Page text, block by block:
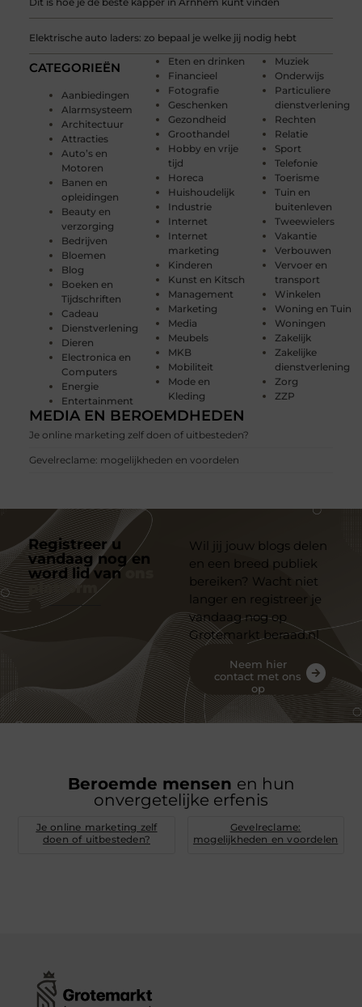
Elektrische auto laders: zo bepaal je welke jij nodig hebt
CATEGORIEËN
Aanbiedingen
Alarmsysteem
Architectuur
Attracties
Auto’s en
Motoren
Banen en
opleidingen
Beauty en
verzorging
Bedrijven
Bloemen
Blog
Boeken en
Tijdschriften
Cadeau
Dienstverlening
Dieren
Electronica en
Computers
Energie
Entertainment
Eten en drinken
Financieel
Fotografie
Geschenken
Gezondheid
Groothandel
Hobby en vrije
tijd
Horeca
Huishoudelijk
Industrie
Internet
Internet
marketing
Kinderen
Kunst en Kitsch
Management
Marketing
Media
Meubels
MKB
Mobiliteit
Mode en
Kleding
Muziek
Onderwijs
Particuliere
dienstverlening
Rechten
Relatie
Sport
Telefonie
Toerisme
Tuin en
buitenleven
Tweewielers
Vakantie
Verbouwen
Vervoer en
transport
Winkelen
Woning en Tuin
Woningen
Zakelijk
Zakelijke
dienstverlening
Zorg
ZZP
MEDIA EN BEROEMDHEDEN
Je online marketing zelf doen of uitbesteden?
Gevelreclame: mogelijkheden en voordelen
Registreer u
vandaag nog en
word lid van
platform
Wil jij jouw blogs delen
en een breed publiek
bereiken? Wacht niet
langer en registreer je
vandaag nog op
Grotemarkt beraad.nl
Neem hier
contact met ons
op
Beroemde mensen en hun
onvergetelijke erfenis
Je online marketing zelf
doen of uitbesteden?
Gevelreclame:
mogelijkheden en voordelen